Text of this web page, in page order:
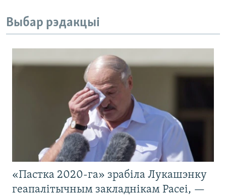
Выбар рэдакцыі
«Пастка 2020-га» зрабіла Лукашэнку
геапалітычным закладнікам Расеі, —